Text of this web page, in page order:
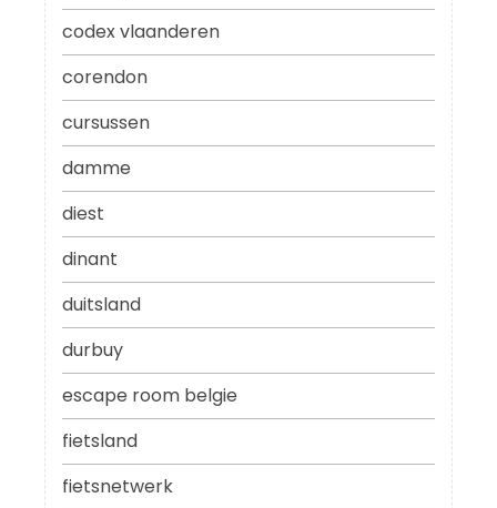
codex vlaanderen
corendon
cursussen
damme
diest
dinant
duitsland
durbuy
escape room belgie
fietsland
fietsnetwerk